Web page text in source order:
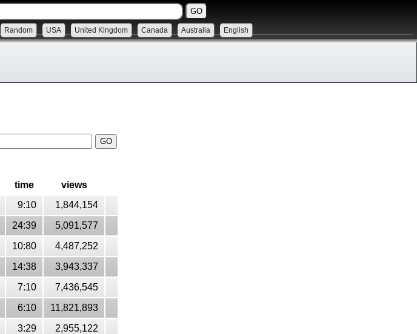
Random USA United Kingdom Canada Australia English
time
views
9:10
1,844,154
24:39
5,091,577
10:80
4,487,252
14:38
3,943,337
7:10
7,436,545
6:10
11,821,893
3:29
2,955,122